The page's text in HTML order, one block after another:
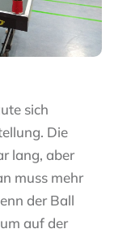
sich
Die
lang, aber
muss mehr
der Ball
auf der